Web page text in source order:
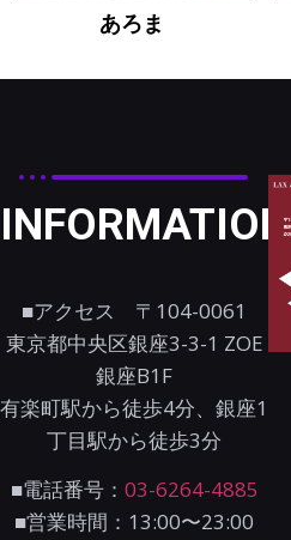
あろま
INFORMATION
■アクセス 〒104-0061
東京都中央区銀座3-3-1 ZOE
銀座B1F
有楽町駅から徒歩4分、銀座1
丁目駅から徒歩3分
■電話番号： 03-6264-4885
■営業時間：13:00〜23:00